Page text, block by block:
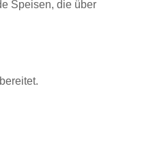
Speisen, die über